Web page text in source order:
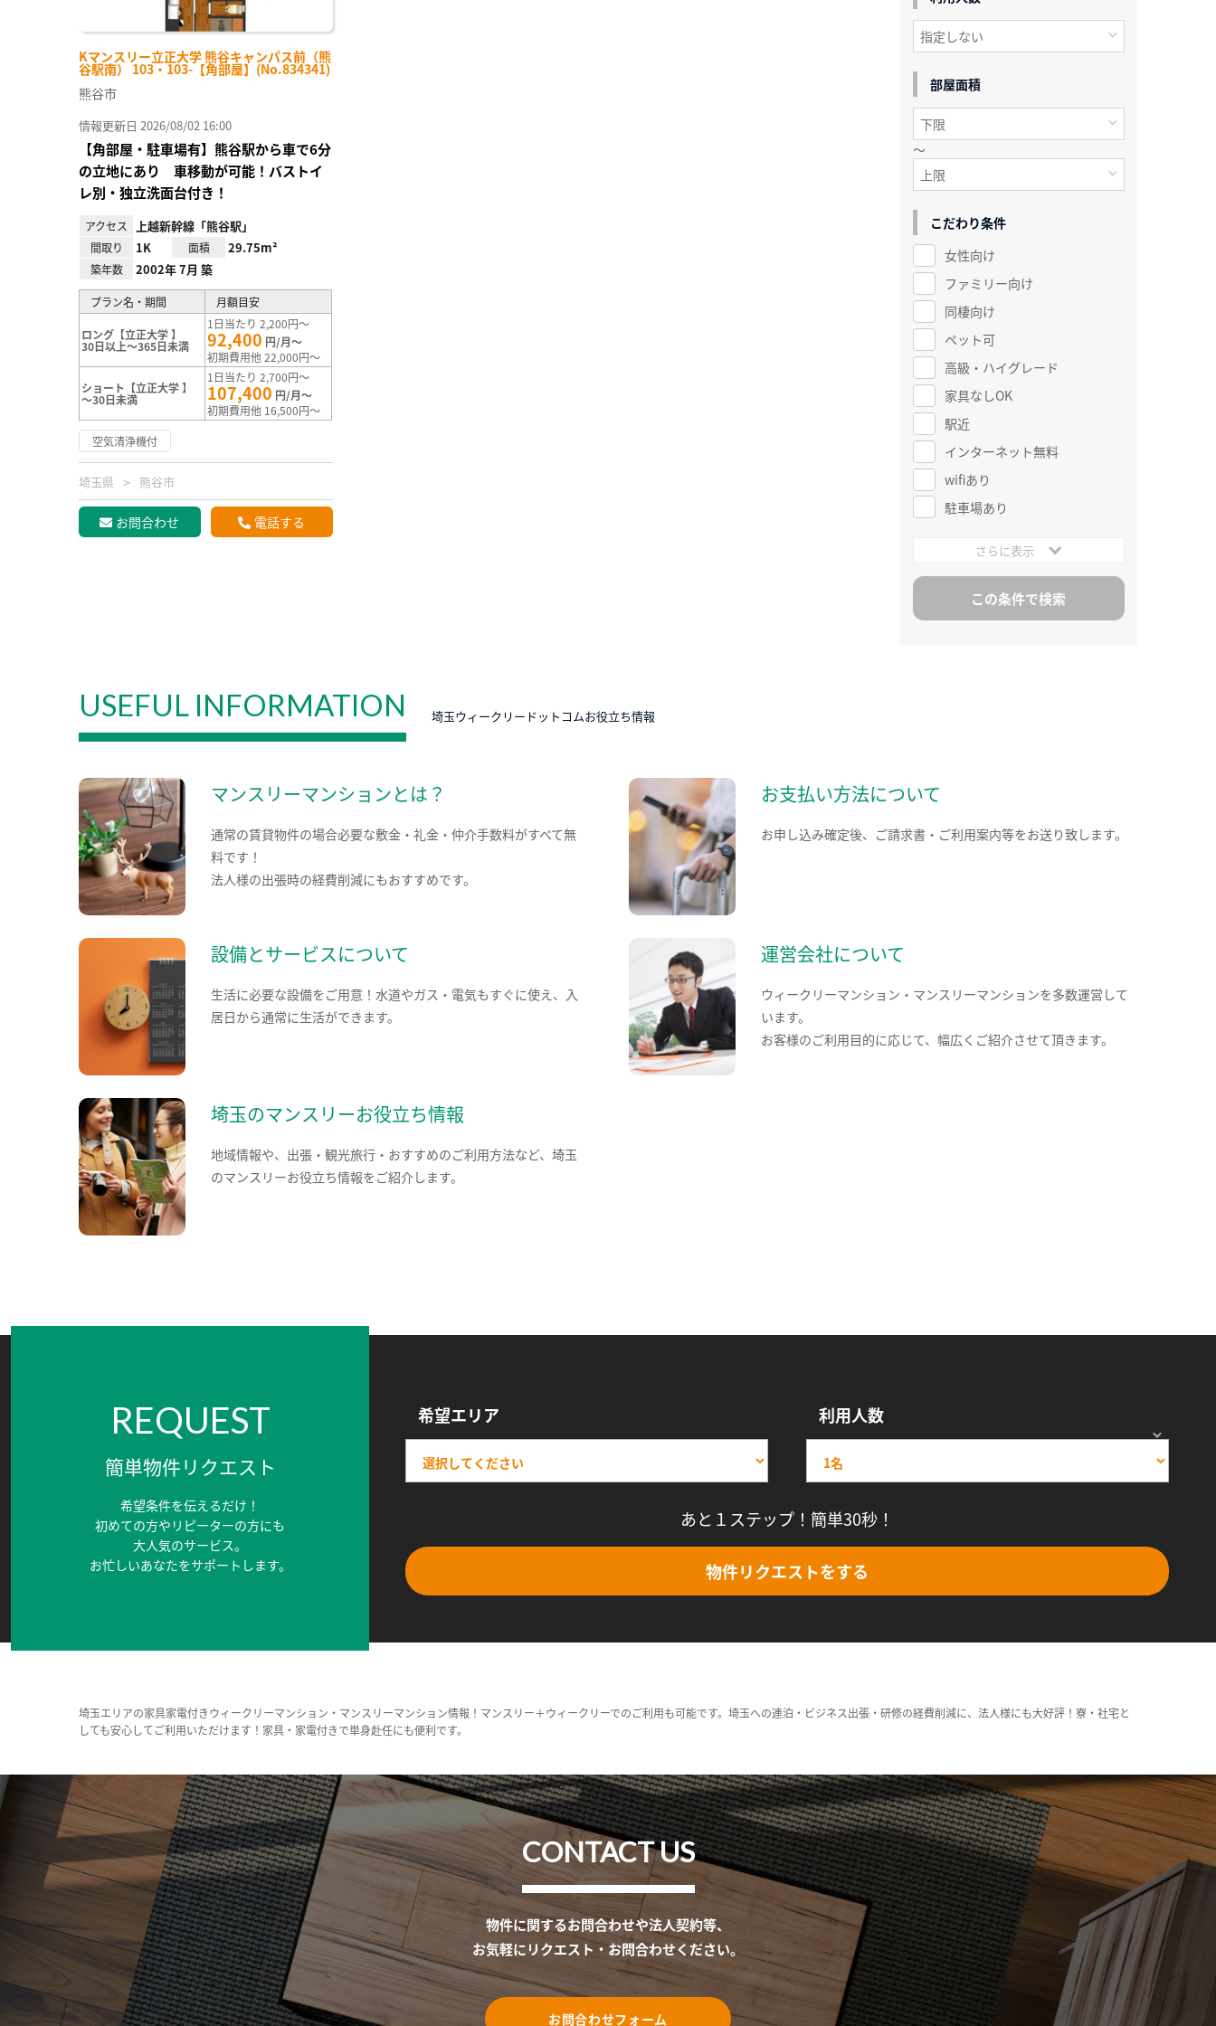
Kマンスリー立正大学 熊谷キャンパス前（熊
谷駅南） 103・103-【角部屋】(No.834341)
熊谷市
情報更新日 2026/08/02 16:00
【角部屋・駐車場有】熊谷駅から車で6分
の立地にあり 車移動が可能！バストイ
レ別・独立洗面台付き！
アクセス 上越新幹線「熊谷駅」
間取り 1K 面積 29.75m²
築年数 2002年 7月 築
プラン名・期間 月額目安
ロング【立正大学 】
30日以上～365日未満
1日当たり 2,200円～
92,400 円/月～
初期費用他 22,000円～
ショート【立正大学 】
～30日未満
1日当たり 2,700円～
107,400 円/月～
初期費用他 16,500円～
空気清浄機付
埼玉県 熊谷市
お問合わせ 電話する
部屋面積
～
こだわり条件
女性向け
ファミリー向け
同棲向け
ペット可
高級・ハイグレード
家具なしOK
駅近
インターネット無料
wifiあり
駐車場あり
さらに表示
USEFUL INFORMATION 埼玉ウィークリードットコムお役立ち情報
マンスリーマンションとは？
通常の賃貸物件の場合必要な敷金・礼金・仲介手数料がすべて無
料です！
法人様の出張時の経費削減にもおすすめです。
お支払い方法について
お申し込み確定後、ご請求書・ご利用案内等をお送り致します。
設備とサービスについて
生活に必要な設備をご用意！水道やガス・電気もすぐに使え、入
居日から通常に生活ができます。
運営会社について
ウィークリーマンション・マンスリーマンションを多数運営して
います。
お客様のご利用目的に応じて、幅広くご紹介させて頂きます。
埼玉のマンスリーお役立ち情報
地域情報や、出張・観光旅行・おすすめのご利用方法など、埼玉
のマンスリーお役立ち情報をご紹介します。
REQUEST
簡単物件リクエスト
希望条件を伝えるだけ！
初めての方やリピーターの方にも
大人気のサービス。
お忙しいあなたをサポートします。
希望エリア 利用人数
あと１ステップ！簡単30秒！
物件リクエストをする
埼玉エリアの家具家電付きウィークリーマンション・マンスリーマンション情報！マンスリー＋ウィークリーでのご利用も可能です。埼玉への連泊・ビジネス出張・研修の経費削減に、法人様にも大好評！寮・社宅と
しても安心してご利用いただけます！家具・家電付きで単身赴任にも便利です。
CONTACT US
物件に関するお問合わせや法人契約等、
お気軽にリクエスト・お問合わせください。
お問合わせフォーム